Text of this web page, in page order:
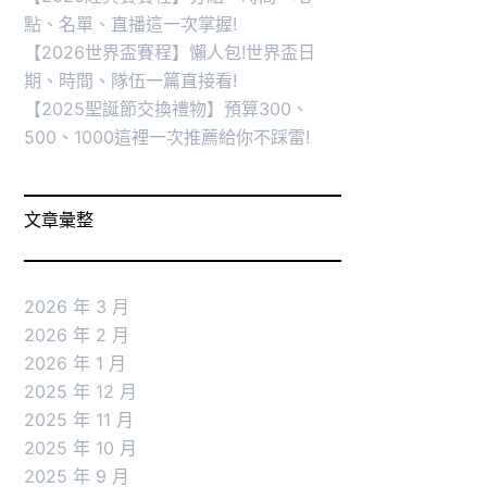
點、名單、直播這一次掌握!
【2026世界盃賽程】懶人包!世界盃日
期、時間、隊伍一篇直接看!
【2025聖誕節交換禮物】預算300、
500、1000這裡一次推薦給你不踩雷!
文章彙整
2026 年 3 月
2026 年 2 月
2026 年 1 月
2025 年 12 月
2025 年 11 月
2025 年 10 月
2025 年 9 月